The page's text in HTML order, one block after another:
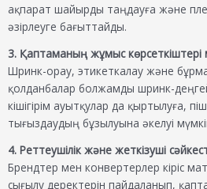
ақпарат шайырды таңдауға және
әзірлеуге бағыттайды.
3. Қаптаманың жұмыс көрсеткіштері
Шринк-орау, этикеткалау және
қолданбалар болжамды шринк-
кішігірім ауытқулар да қыртылуға,
тығыздаудың бұзылуына әкелуі
4. Реттеушілік және жеткізуші
Брендтер мен конвертерлер кіріс
сығылу деректерін пайдаланып,